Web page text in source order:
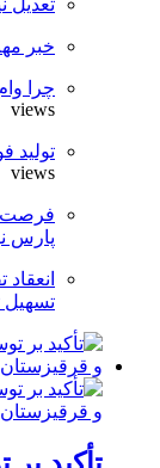
تعدیل
خبر
چرا
views
تولید
views
فرصت
پارس
تسهیل